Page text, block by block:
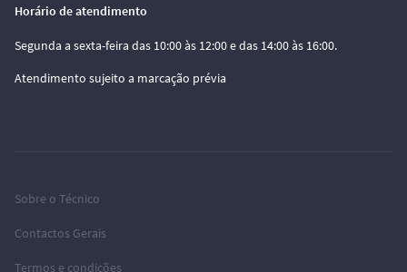
Horário de atendimento
Segunda a sexta-feira das 10:00 às 12:00 e das 14:00 às 16:00.
Atendimento sujeito a marcação prévia
Sobre o Técnico
Contactos Gerais
Termos e condições